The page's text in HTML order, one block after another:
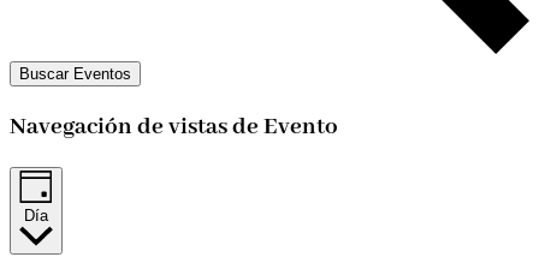
Buscar Eventos
Navegación de vistas de Evento
Día